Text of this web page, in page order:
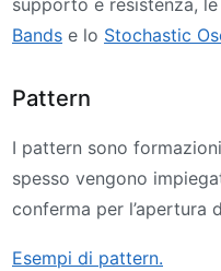
supporto e resistenza, le
Bands e lo Stochastic
Pattern
I pattern sono
spesso vengono
conferma per l’apertura
Esempi di pattern.